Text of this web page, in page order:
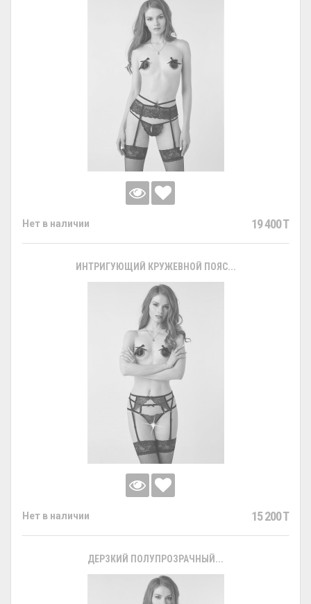
Нет в наличии 19 400 T
ИНТРИГУЮЩИЙ КРУЖЕВНОЙ ПОЯС...
Нет в наличии 15 200 T
ДЕРЗКИЙ ПОЛУПРОЗРАЧНЫЙ...